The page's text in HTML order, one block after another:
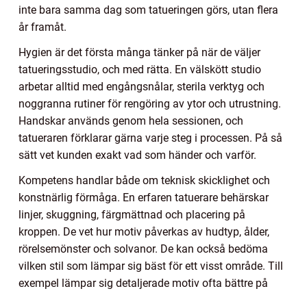
inte bara samma dag som tatueringen görs, utan flera
år framåt.
Hygien är det första många tänker på när de väljer
tatueringsstudio, och med rätta. En välskött studio
arbetar alltid med engångsnålar, sterila verktyg och
noggranna rutiner för rengöring av ytor och utrustning.
Handskar används genom hela sessionen, och
tatueraren förklarar gärna varje steg i processen. På så
sätt vet kunden exakt vad som händer och varför.
Kompetens handlar både om teknisk skicklighet och
konstnärlig förmåga. En erfaren tatuerare behärskar
linjer, skuggning, färgmättnad och placering på
kroppen. De vet hur motiv påverkas av hudtyp, ålder,
rörelsemönster och solvanor. De kan också bedöma
vilken stil som lämpar sig bäst för ett visst område. Till
exempel lämpar sig detaljerade motiv ofta bättre på